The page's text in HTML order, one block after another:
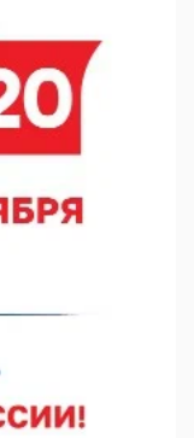
Росгвардии